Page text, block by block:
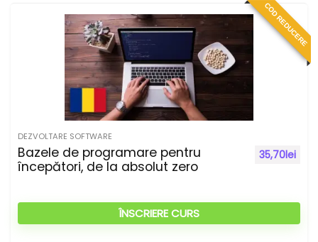
COD REDUCERE
DEZVOLTARE SOFTWARE
Bazele de programare pentru
începători, de la absolut zero
35,70lei
ÎNSCRIERE CURS